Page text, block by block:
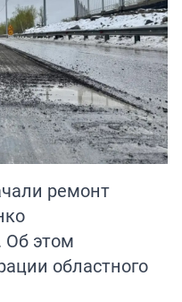
ремонт
Об этом
областного